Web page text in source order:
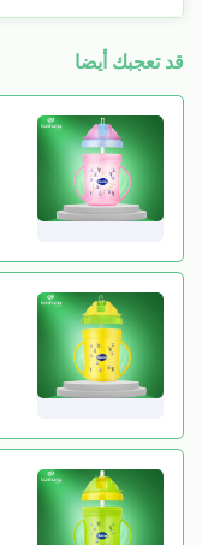
قد تعجبك أيضا